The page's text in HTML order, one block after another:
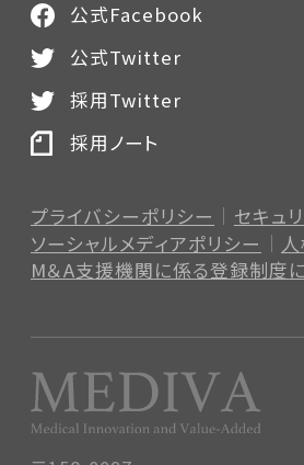
プライバシーポリシー
セキュ
ソーシャルメディアポリシー
M＆A支援機関に係る登録制度
公式Facebook
公式Twitter
採用Twitter
採用ノート